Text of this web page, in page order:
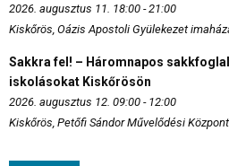
2026. augusztus 11. 18:00 - 21:00
Kiskőrös, Oázis Apostoli Gyülekezet
Sakkra fel! – Háromnapos
iskolásokat Kiskőrösön
2026. augusztus 12. 09:00 - 12:00
Kiskőrös, Petőfi Sándor Művelődési Központ